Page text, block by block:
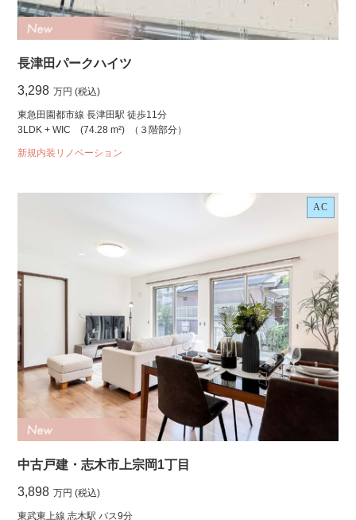
長津田パークハイツ
3,298 万円 (税込)
東急田園都市線 長津田駅 徒歩11分
3LDK + WIC
(74.28 m²) （３階部分）
新規内装リノベーション
AC
中古戸建・志木市上宗岡1丁目
3,898 万円 (税込)
東武東上線 志木駅 バス9分